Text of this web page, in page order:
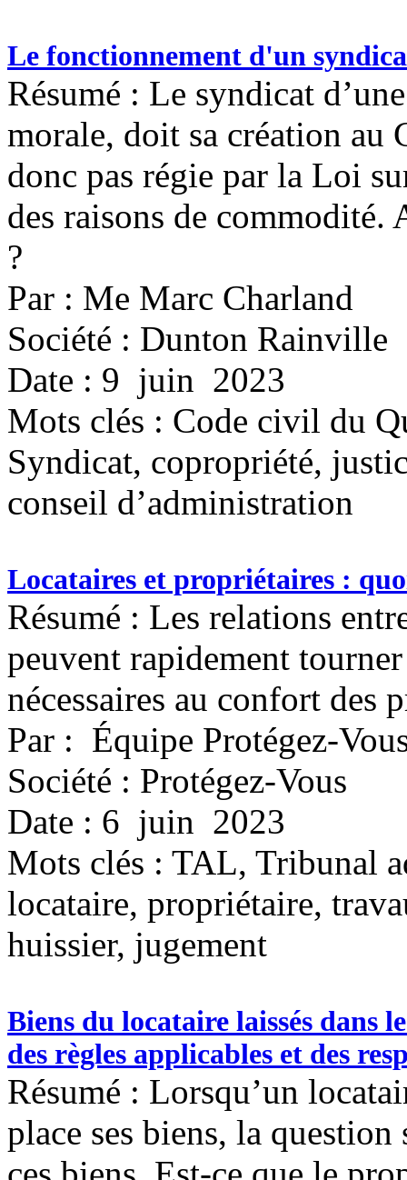
Le fonctionnement d'un
Résumé : Le syndicat
morale, doit sa création au
donc pas régie par la Loi
des raisons de commodité.
?
Par : Me Marc Charland
Société : Dunton Rainville
Date : 9 juin 2023
Mots clés : Code civil du
Syndicat, copropriété,
conseil d’administration
Locataires et propriétaires :
Résumé : Les relations
peuvent rapidement
nécessaires au confort des
Par : Équipe Protégez-
Société : Protégez-Vous
Date : 6 juin 2023
Mots clés : TAL, Tribunal
locataire, propriétaire,
huissier, jugement
Biens du locataire laissés dans
des règles applicables et des
Résumé : Lorsqu’un
place ses biens, la